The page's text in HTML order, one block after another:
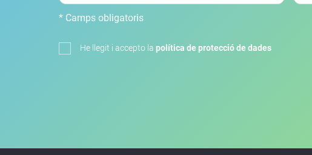
* Camps obligatoris
He llegit i accepto la política de protecció de dades